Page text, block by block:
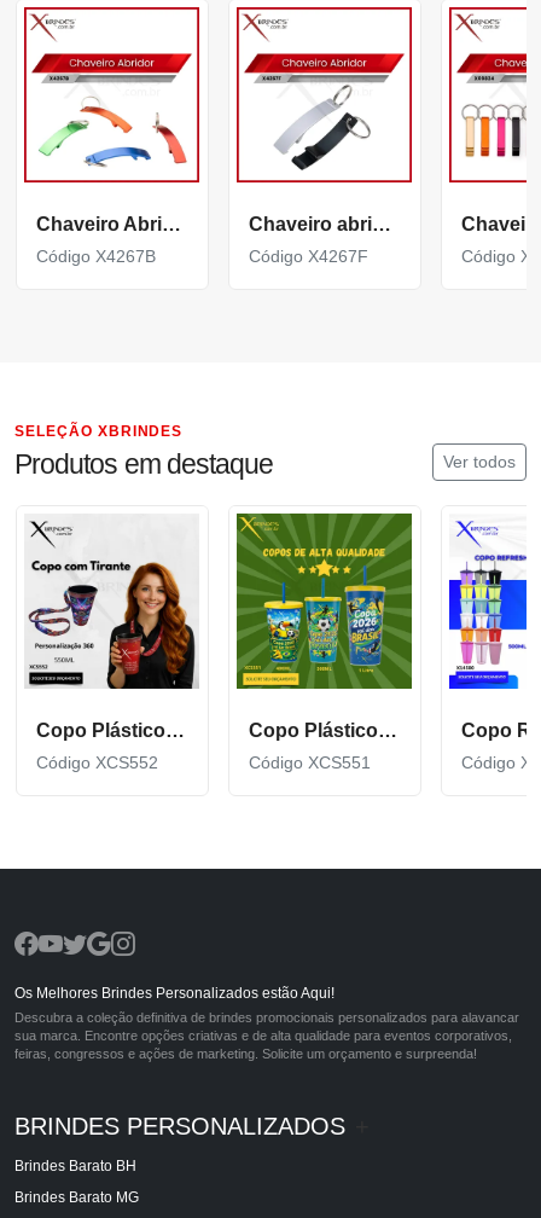
Chaveiro Abridor Curvo com acabamento brilhante X4267B
Código X4267B
Chaveiro abridor Curvo com acabamento fosco X4267F
Código X4267F Código
SELEÇÃO XBRINDES
Produtos em destaque Ver todos
Copo Plástico de 550 ML com Tirante Personalizado XCS552
Código XCS552
Copo Plástico personalizado In Mold Label 360 XCS551
Código XCS551 Código
Os Melhores Brindes Personalizados estão Aqui!
Descubra a coleção definitiva de brindes promocionais personalizados para alavancar
sua marca. Encontre opções criativas e de alta qualidade para eventos corporativos,
feiras, congressos e ações de marketing. Solicite um orçamento e surpreenda!
BRINDES PERSONALIZADOS
Brindes Barato BH
Brindes Barato MG